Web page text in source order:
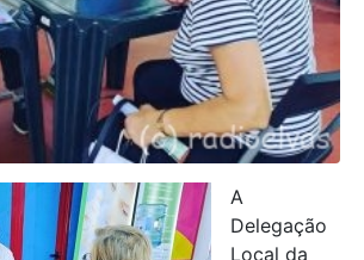
A
Delegação
Local da